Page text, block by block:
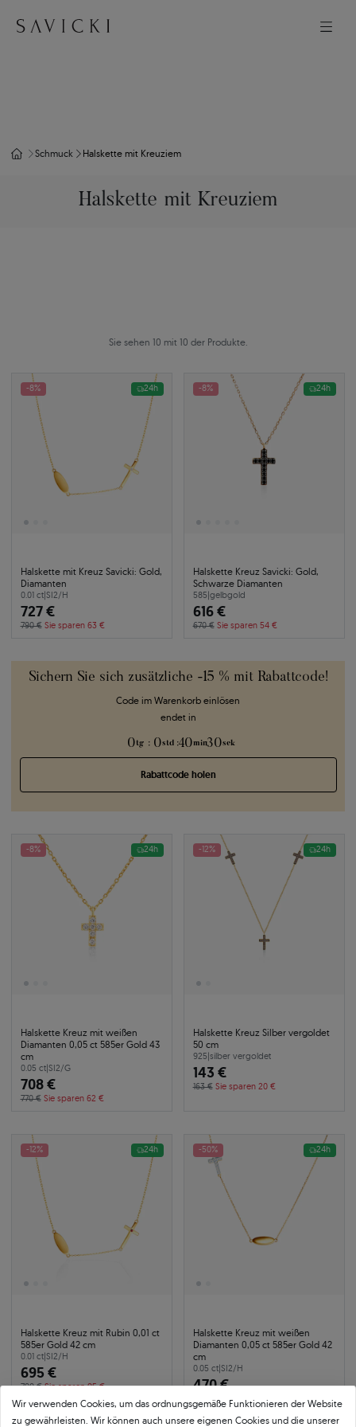
Schmuck Halskette mit Kreuziem
Halskette mit Kreuziem
Sie sehen 10 mit 10 der Produkte.
Sichern Sie sich zusätzliche -15 % mit Rabattcode!
Code im Warenkorb einlösen
endet in
0 tg : 0std :40min:30sek
Rabattcode holen
-8% 24h
Halskette mit Kreuz Savicki: Gold,
Diamanten
0.01 ct|SI2/H
727 €
790 € Sie sparen 63 €
-8% 24h
Halskette Kreuz Savicki: Gold,
Schwarze Diamanten
585|gelbgold
616 €
670 € Sie sparen 54 €
-8% 24h
Halskette Kreuz mit weißen
Diamanten 0,05 ct 585er Gold 43
cm
0.05 ct|SI2/G
708 €
770 € Sie sparen 62 €
-12% 24h
Halskette Kreuz Silber vergoldet
50 cm
925|silber vergoldet
143 €
163 € Sie sparen 20 €
-12% 24h
Halskette Kreuz mit Rubin 0,01 ct
585er Gold 42 cm
0.01 ct|SI2/H
695 €
790 € Sie sparen 95 €
-50% 24h
Halskette Kreuz mit weißen
Diamanten 0,05 ct 585er Gold 42
cm
0.05 ct|SI2/H
470 €
940 € Sie sparen 470 €
Summer Week: 0 d:0h 40m:30s
Wir verwenden Cookies, um das ordnungsgemäße Funktionieren der Website
zu gewährleisten. Wir können auch unsere eigenen Cookies und die unserer